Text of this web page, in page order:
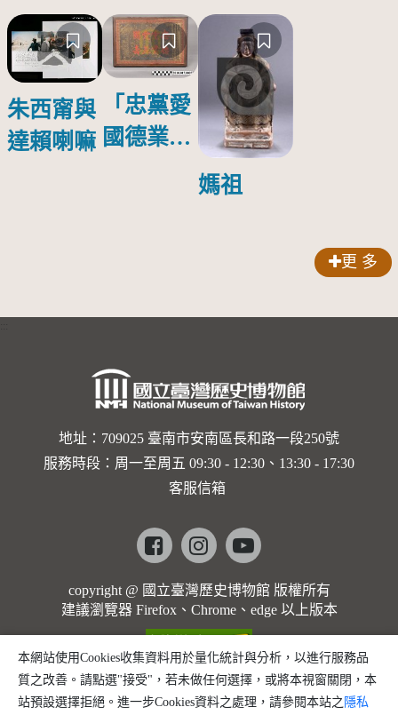
朱西甯與
達賴喇嘛
「忠黨愛
國德業並
媽祖
更 多
地址：709025 臺南市安南區長和路一段250號
服務時段：周一至周五 09:30 - 12:30、13:30 - 17:30
客服信箱
Facebookinstagramyoutube
copyright @ 國立臺灣歷史博物館 版權所有
建議瀏覽器 Firefox、Chrome、edge 以上版本
本網站使用Cookies收集資料用於量化統計與分析，以進行服務品
質之改善。請點選"接受"，若未做任何選擇，或將本視窗關閉，本
站預設選擇拒絕。進一步Cookies資料之處理，請參閱本站之 隱私